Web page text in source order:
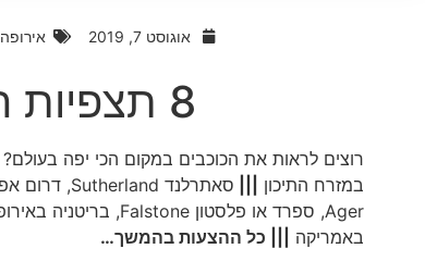
אוגוסט 7, 2019
אירופה
8 תצפיות הכוכבים הטובות בעולם?
רוצים לראות את הכוכבים במקום הכי יפה בעולם?
במזרח התיכון
סאתרלנד Sutherland, דרום אפריקה או קונאברברן Coonabarabran, אוסטרליה
Ager, ספרד או פלסטון Falstone, בריטניה באירופה
באמריקה
||| כל ההצעות בהמשך…